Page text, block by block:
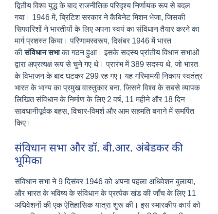
द्वितीय विश्व युद्ध के बाद राजनीतिक परिदृश्य निर्णायक रूप से बदल
गया। 1946 में, ब्रिटिश सरकार ने कैबिनेट मिशन भेजा, जिसकी
सिफारिशों ने भारतीयों के लिए अपना स्वयं का संविधान तैयार करने का
मार्ग प्रशस्त किया। परिणामस्वरूप, दिसंबर 1946 में भारत
कीसंविधान सभाका गठन हुआ। इसके सदस्य प्रांतीय विधान सभाओं
द्वारा अप्रत्यक्ष रूप से चुने गए थे। प्रारंभ में 389 सदस्य थे, जो भारत
के विभाजन के बाद घटकर 299 रह गए। यह गरिमामयी निकाय स्वतंत्र
भारत के भाग्य का प्रमुख वास्तुकार बना, जिसने विश्व के सबसे व्यापक
लिखित संविधान के निर्माण के लिए 2 वर्ष, 11 महीने और 18 दिन
सावधानीपूर्वक बहस, विचार-विमर्श और आम सहमति बनाने में समर्पित
किए।
संविधान सभा और डॉ. बी.आर. अंबेडकर की
भूमिका
संविधान सभा ने 9 दिसंबर 1946 को अपना पहला अधिवेशन बुलाया,
और भारत के भविष्य के संविधान के प्रत्येक खंड की जाँच के लिए 11
अधिवेशनों की एक ऐतिहासिक यात्रा शुरू की। इस स्मारकीय कार्य को